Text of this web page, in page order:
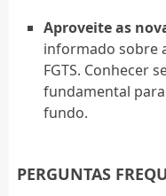
Aproveite as
informado sobre
FGTS. Conhecer
fundamental
fundo.
PERGUNTAS